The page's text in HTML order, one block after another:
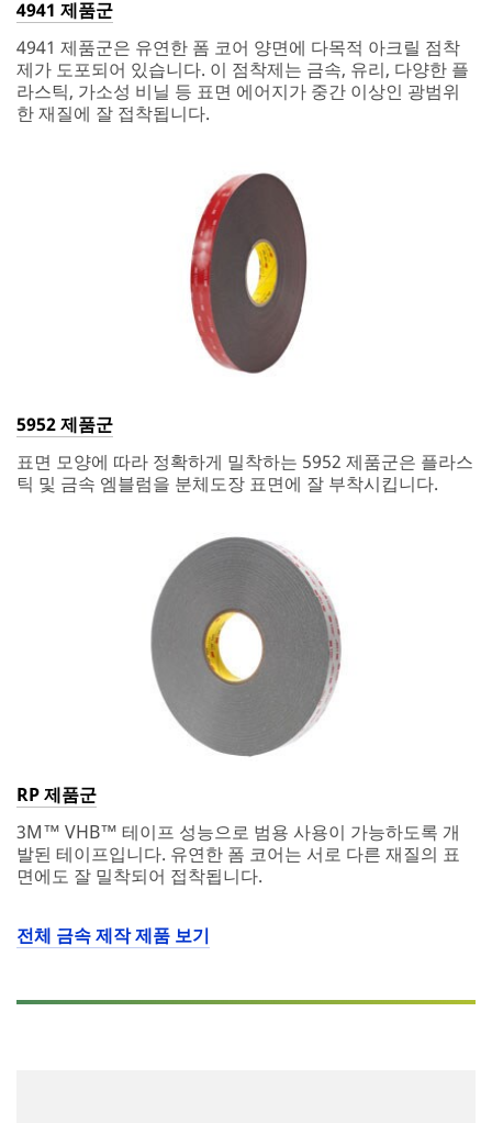
4941 제품군
4941 제품군은 유연한 폼 코어 양면에 다목적 아크릴 점착
제가 도포되어 있습니다. 이 점착제는 금속, 유리, 다양한 플
라스틱, 가소성 비닐 등 표면 에어지가 중간 이상인 광범위
한 재질에 잘 접착됩니다.
5952 제품군
표면 모양에 따라 정확하게 밀착하는 5952 제품군은 플라스
틱 및 금속 엠블럼을 분체도장 표면에 잘 부착시킵니다.
RP 제품군
3M™ VHB™ 테이프 성능으로 범용 사용이 가능하도록 개
발된 테이프입니다. 유연한 폼 코어는 서로 다른 재질의 표
면에도 잘 밀착되어 접착됩니다.
전체 금속 제작 제품 보기